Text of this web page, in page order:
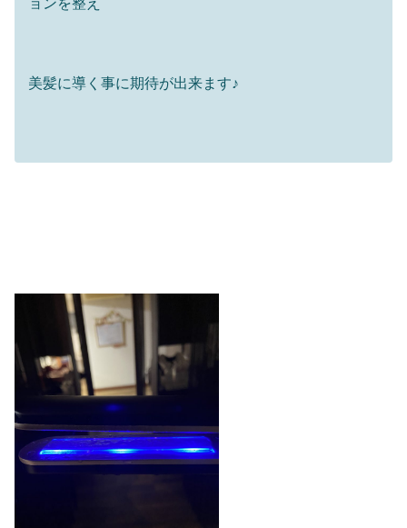
ョンを整え
美髪に導く事に期待が出来ます♪